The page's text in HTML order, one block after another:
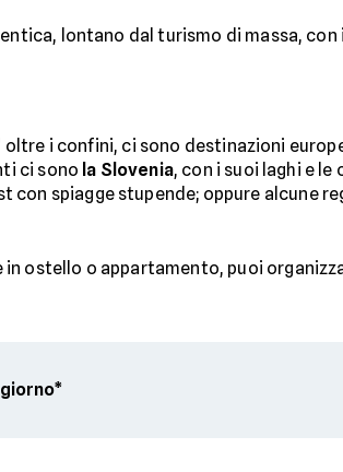
lontano dal turismo di massa,
oltre i confini, ci sono destinazioni
ci sono la Slovenia, con i suoi laghi e
con spiagge stupende; oppure alcune
ostello o appartamento, puoi